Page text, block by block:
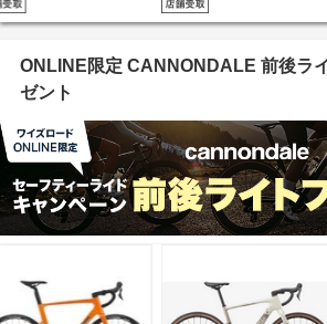
クラウドメタリック (身長目安
185cm)
4S リアキャリア付き プラム レ
ド (身長目安 145-185cm)
ONLINE限定 CANNONDALE 前後ラ
ゼント